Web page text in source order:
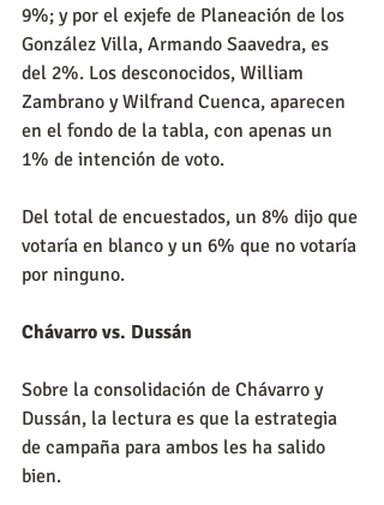
9%; y por el exjefe de Planeación de los
González Villa, Armando Saavedra, es
del 2%. Los desconocidos, William
Zambrano y Wilfrand Cuenca, aparecen
en el fondo de la tabla, con apenas un
1% de intención de voto.
Del total de encuestados, un 8% dijo que
votaría en blanco y un 6% que no votaría
por ninguno.
Chávarro vs. Dussán
Sobre la consolidación de Chávarro y
Dussán, la lectura es que la estrategia
de campaña para ambos les ha salido
bien.